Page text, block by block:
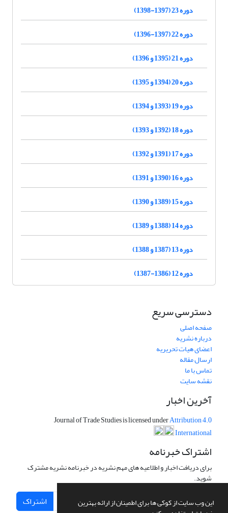
این وب سایت از کوکی ها برای اطمینان از ارائه بهترین
دوره 23 (1397-1398)
دوره 22 (1397-1396)
دوره 21 (1395 و 1396)
دوره 20 (1394 و 1395)
دوره 19 (1393 و 1394)
دوره 18 (1392 و 1393)
دوره 17 (1391 و 1392)
دوره 16 (1390 و 1391)
دوره 15 (1389 و 1390)
دوره 14 (1388 و 1389)
دوره 13 (1387 و 1388)
دوره 12 (1386-1387)
دسترسی سریع
صفحه اصلی
درباره نشریه
اعضای هیات تحریریه
ارسال مقاله
تماس با ما
نقشه سایت
آخرین اخبار
Journal of Trade Studies is licensed underAttribution 4.0
International
اشتراک خبرنامه
برای دریافت اخبار و اطلاعیه های مهم نشریه در خبرنامه نشریه مشترک
شوید.
اشتراک